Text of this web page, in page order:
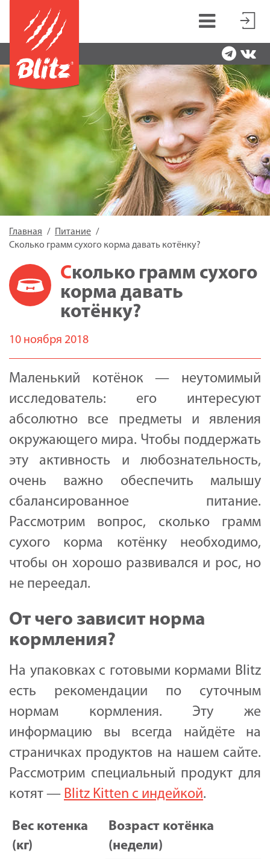
Главная
Питание
Сколько грамм сухого корма давать котёнку?
Сколько грамм сухого
корма давать
котёнку?
10 ноября 2018
Маленький котёнок — неутомимый
исследователь: его интересуют
абсолютно все предметы и явления
окружающего мира. Чтобы поддержать
эту активность и любознательность,
очень важно обеспечить малышу
сбалансированное питание.
Рассмотрим вопрос, сколько грамм
сухого корма котёнку необходимо,
чтобы он хорошо развивался и рос, но
не переедал.
От чего зависит норма
кормления?
На упаковках с готовыми кормами Blitz
есть рекомендации по суточным
нормам кормления. Эту же
информацию вы всегда найдёте на
страничках продуктов на нашем сайте.
Рассмотрим специальный продукт для
котят — Blitz Kitten с индейкой.
Вес котенка
(кг)
Возраст котёнка
(недели)